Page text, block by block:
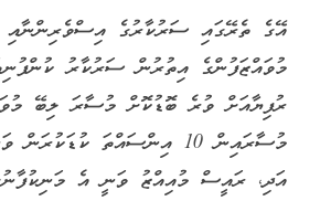
އޭގެ ތެރޭގައި ސަރުކާރުގެ
ރުފިޔާއަށް ވުރެ ބޮޑުކޮށް މުސާރަ ލިބޭ
މުސާރައިން 10 އިންސައްތަ